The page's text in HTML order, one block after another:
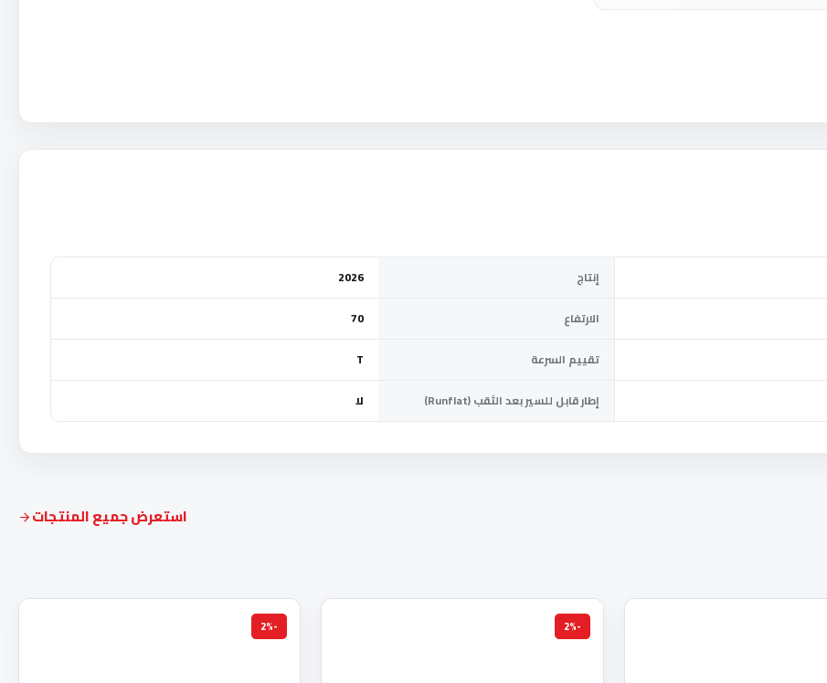
إنتاج
2026
الارتفاع
70
تقييم السرعة
T
إطار قابل للسير بعد الثقب (Runflat) لا
استعرض جميع المنتجات
-2%
-2%